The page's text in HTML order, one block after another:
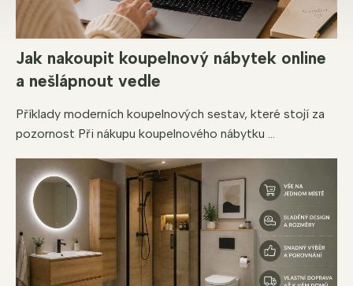
Jak nakoupit koupelnový nábytek online
a nešlápnout vedle
Příklady moderních koupelnových sestav, které stojí za
pozornost Při nákupu koupelnového nábytku ...